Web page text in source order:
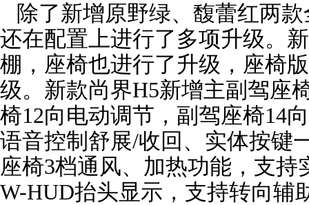
除了新增原野绿、馥蕾红两
还在配置上进行了多项升级。
棚，座椅也进行了升级，座椅
级。新款尚界H5新增主副驾座
椅12向电动调节，副驾座椅14
语音控制舒展/收回、实体按键
座椅3档通风、加热功能，支
W-HUD抬头显示，支持转向辅